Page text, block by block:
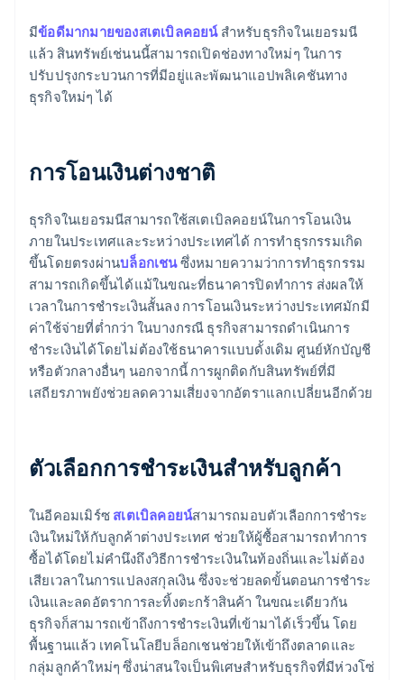
มีข้อดีมากมายของสเตเบิลคอยน์สำหรับธุรกิจในเยอรมนี
แล้ว สินทรัพย์เช่นนนี้สามารถเปิดช่องทางใหม่ๆ ในการ
ปรับปรุงกระบวนการที่มีอยู่และพัฒนาแอปพลิเคชันทาง
ธุรกิจใหม่ๆ ได้
การโอนเงินต่างชาติ
ธุรกิจในเยอรมนีสามารถใช้สเตเบิลคอยน์ในการโอนเงิน
ภายในประเทศและระหว่างประเทศได้ การทำธุรกรรมเกิด
ขึ้นโดยตรงผ่านบล็อกเชนซึ่งหมายความว่าการทำธุรกรรม
สามารถเกิดขึ้นได้แม้ในขณะที่ธนาคารปิดทำการ ส่งผลให้
เวลาในการชำระเงินสั้นลง การโอนเงินระหว่างประเทศมักมี
ค่าใช้จ่ายที่ต่ำกว่า ในบางกรณี ธุรกิจสามารถดำเนินการ
ชำระเงินได้โดยไม่ต้องใช้ธนาคารแบบดั้งเดิม ศูนย์หักบัญชี
หรือตัวกลางอื่นๆ นอกจากนี้ การผูกติดกับสินทรัพย์ที่มี
เสถียรภาพยังช่วยลดความเสี่ยงจากอัตราแลกเปลี่ยนอีกด้วย
ตัวเลือกการชำระเงินสำหรับลูกค้า
ในอีคอมเมิร์ซ สเตเบิลคอยน์สามารถมอบตัวเลือกการชำระ
เงินใหม่ให้กับลูกค้าต่างประเทศ ช่วยให้ผู้ซื้อสามารถทำการ
ซื้อได้โดยไม่คำนึงถึงวิธีการชำระเงินในท้องถิ่นและไม่ต้อง
เสียเวลาในการแปลงสกุลเงิน ซึ่งจะช่วยลดขั้นตอนการชำระ
เงินและลดอัตราการละทิ้งตะกร้าสินค้า ในขณะเดียวกัน
ธุรกิจก็สามารถเข้าถึงการชำระเงินที่เข้ามาได้เร็วขึ้น โดย
พื้นฐานแล้ว เทคโนโลยีบล็อกเชนช่วยให้เข้าถึงตลาดและ
กลุ่มลูกค้าใหม่ๆ ซึ่งน่าสนใจเป็นพิเศษสำหรับธุรกิจที่มีห่วงโซ่